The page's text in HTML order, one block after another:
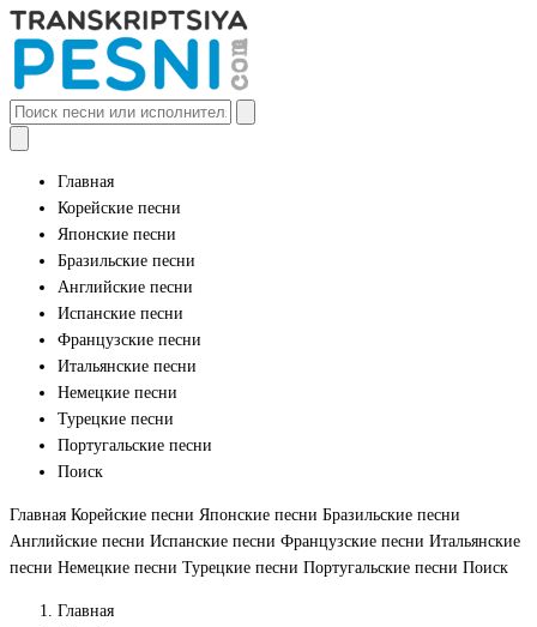
Главная
Корейские песни
Японские песни
Бразильские песни
Английские песни
Испанские песни
Французские песни
Итальянские песни
Немецкие песни
Турецкие песни
Португальские песни
Поиск
Главная Корейские песни Японские песни Бразильские песни
Английские песни Испанские песни Французские песни Итальянские
песни Немецкие песни Турецкие песни Португальские песни Поиск
Главная